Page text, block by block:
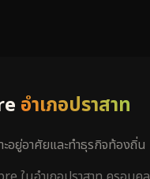
อำเภอปราสาท
อยู่อาศัยและทำธุรกิจท้องถิ่น